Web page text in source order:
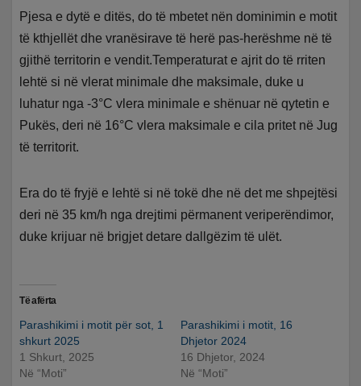
Pjesa e dytë e ditës, do të mbetet nën dominimin e motit
të kthjellët dhe vranësirave të herë pas-herëshme në të
gjithë territorin e vendit.Temperaturat e ajrit do të rriten
lehtë si në vlerat minimale dhe maksimale, duke u
luhatur nga -3°C vlera minimale e shënuar në qytetin e
Pukës, deri në 16°C vlera maksimale e cila pritet në Jug
të territorit.
Era do të fryjë e lehtë si në tokë dhe në det me shpejtësi
deri në 35 km/h nga drejtimi përmanent veriperëndimor,
duke krijuar në brigjet detare dallgëzim të ulët.
Të afërta
Parashikimi i motit për sot, 1
shkurt 2025
1 Shkurt, 2025
Në “Moti”
Parashikimi i motit, 16
Dhjetor 2024
16 Dhjetor, 2024
Në “Moti”